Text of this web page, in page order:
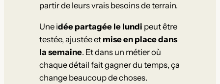
partir de leurs vrais besoins de terrain.
Une idée partagée le lundi peut être
testée, ajustée et mise en place dans
la semaine. Et dans un métier où
chaque détail fait gagner du temps, ça
change beaucoup de choses.